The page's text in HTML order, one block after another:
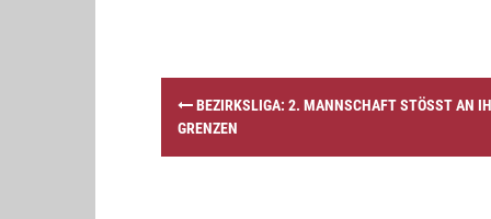
t
BEZIRKSLIGA: 2. MANNSCHAFT STÖSST AN
RENZEN